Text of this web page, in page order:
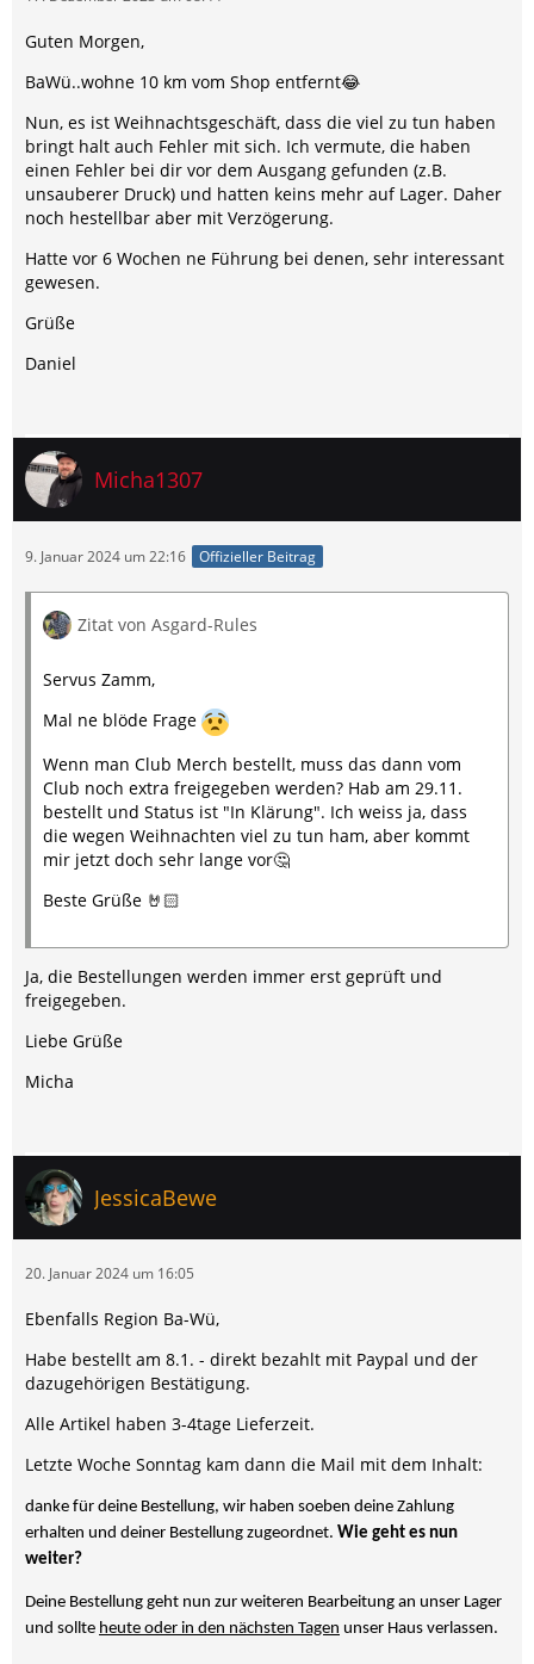
Guten Morgen,
BaWü..wohne 10 km vom Shop entfernt😂
Nun, es ist Weihnachtsgeschäft, dass die viel zu tun haben
bringt halt auch Fehler mit sich. Ich vermute, die haben
einen Fehler bei dir vor dem Ausgang gefunden (z.B.
unsauberer Druck) und hatten keins mehr auf Lager. Daher
noch hestellbar aber mit Verzögerung.
Hatte vor 6 Wochen ne Führung bei denen, sehr interessant
gewesen.
Grüße
Daniel
Micha1307
9. Januar 2024 um 22:16 Offizieller Beitrag
Zitat von Asgard-Rules
Servus Zamm,
Mal ne blöde Frage
Wenn man Club Merch bestellt, muss das dann vom
Club noch extra freigegeben werden? Hab am 29.11.
bestellt und Status ist "In Klärung". Ich weiss ja, dass
die wegen Weihnachten viel zu tun ham, aber kommt
mir jetzt doch sehr lange vor🤔
Beste Grüße 🤘🏻
Ja, die Bestellungen werden immer erst geprüft und
freigegeben.
Liebe Grüße
Micha
JessicaBewe
20. Januar 2024 um 16:05
Ebenfalls Region Ba-Wü,
Habe bestellt am 8.1. - direkt bezahlt mit Paypal und der
dazugehörigen Bestätigung.
Alle Artikel haben 3-4tage Lieferzeit.
Letzte Woche Sonntag kam dann die Mail mit dem Inhalt:
danke für deine Bestellung, wir haben soeben deine Zahlung
erhalten und deiner Bestellung zugeordnet. Wie geht es nun
weiter?
Deine Bestellung geht nun zur weiteren Bearbeitung an unser Lager
und sollte heute oder in den nächsten Tagen unser Haus verlassen.